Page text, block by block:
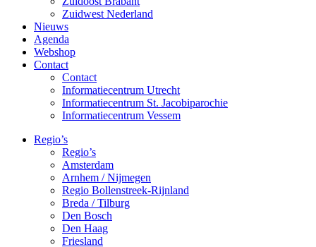
Zuidwest Nederland
Nieuws
Agenda
Webshop
Contact
Contact
Informatiecentrum Utrecht
Informatiecentrum St. Jacobiparochie
Informatiecentrum Vessem
Regio’s
Regio’s
Amsterdam
Arnhem / Nijmegen
Regio Bollenstreek-Rijnland
Breda / Tilburg
Den Bosch
Den Haag
Friesland